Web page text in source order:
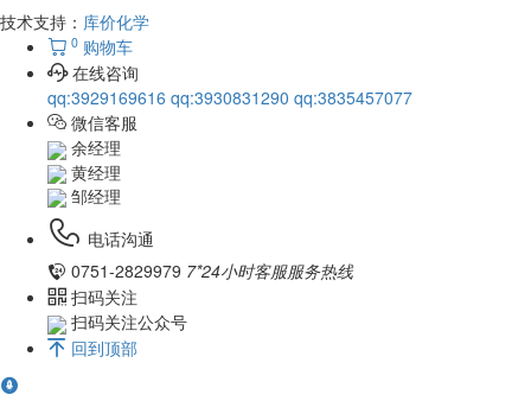
技术支持： 库价化学
0 购物车
在线咨询
qq:3929169616 qq:3930831290 qq:3835457077
微信客服
余经理
黄经理
邹经理
电话沟通
0751-2829979 7*24小时客服服务热线
扫码关注
扫码关注公众号
回到顶部